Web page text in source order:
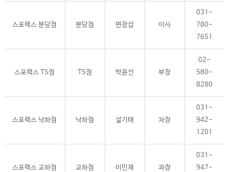
스포렉스 분당점 분당점 변광섭 이사
031-
780-
7651
스포렉스 TS점 TS점 박윤선 부장
02-
580-
8280
스포렉스 낙하점 낙하점 설기태 차장
031-
942-
1201
스포렉스 교하점 교하점 이민재 과장
031-
947-